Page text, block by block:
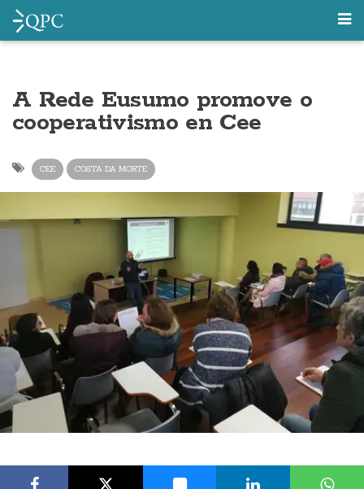
A Rede Eusumo promove o
cooperativismo en Cee
CEE COSTA DA MORTE